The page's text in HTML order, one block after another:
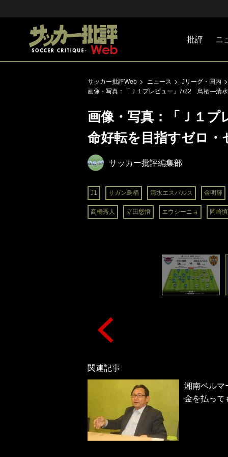
批評 ニ
サッカー批評Web ニュース
Jリーグ・国内
画像・写真：「Ｊ１プレビュー」7/22 鳥栖―清
画像・写真：「Ｊ１
命好転を目指すゼロ・
サッカー批評編集部
J1 サガン鳥栖 清水エスパルス 金明輝
高橋秀人 立田悠悟 エウシーニョ 岡崎慎
関連記事
湘南ベルマ
金を払って